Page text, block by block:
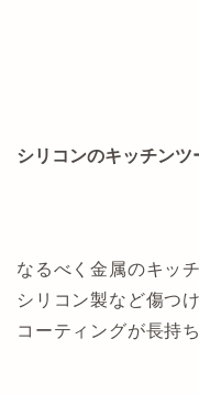
シリコンのキッチンツ
なるべく金属のキッ
シリコン製など傷つ
コーティングが長持